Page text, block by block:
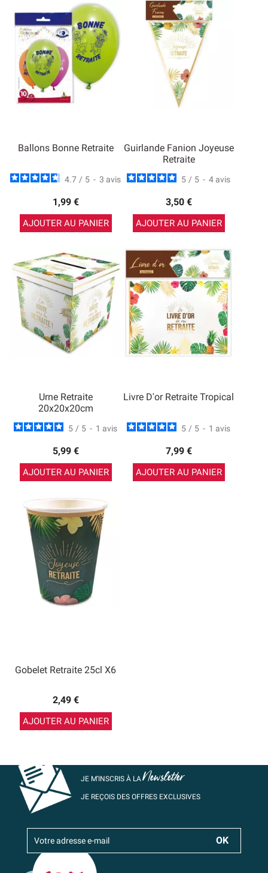
Ballons Bonne Retraite
4.7 / 5 - 3 avis
1,99 €
AJOUTER AU PANIER
Guirlande Fanion Joyeuse
Retraite
5 / 5 - 4 avis
3,50 €
AJOUTER AU PANIER
Urne Retraite
20x20x20cm
5 / 5 - 1 avis
5,99 €
AJOUTER AU PANIER
Livre D'or Retraite Tropical
5 / 5 - 1 avis
7,99 €
AJOUTER AU PANIER
Gobelet Retraite 25cl X6
2,49 €
AJOUTER AU PANIER
JE M’INSCRIS À LANewsletter
JE REÇOIS DES OFFRES EXCLUSIVES